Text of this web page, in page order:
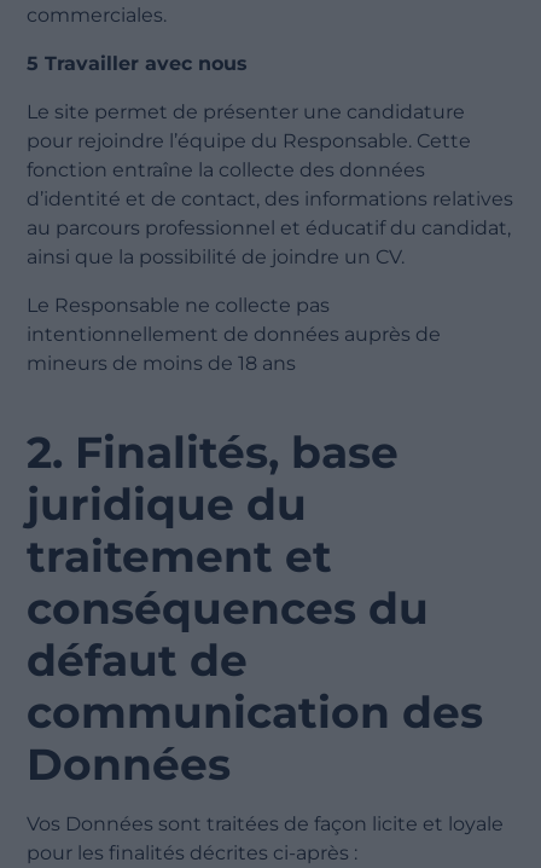
commerciales.
5 Travailler avec nous
Le site permet de présenter une candidature
pour rejoindre l’équipe du Responsable. Cette
fonction entraîne la collecte des données
d’identité et de contact, des informations relatives
au parcours professionnel et éducatif du candidat,
ainsi que la possibilité de joindre un CV.
Le Responsable ne collecte pas
intentionnellement de données auprès de
mineurs de moins de 18 ans
2. Finalités, base
juridique du
traitement et
conséquences du
défaut de
communication des
Données
Vos Données sont traitées de façon licite et loyale
pour les finalités décrites ci-après :